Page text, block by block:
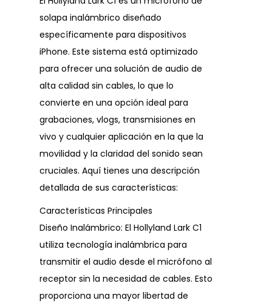
solapa inalámbrico diseñado
específicamente para dispositivos
iPhone. Este sistema está optimizado
para ofrecer una solución de audio de
alta calidad sin cables, lo que lo
convierte en una opción ideal para
grabaciones, vlogs, transmisiones en
vivo y cualquier aplicación en la que la
movilidad y la claridad del sonido sean
cruciales. Aquí tienes una descripción
detallada de sus características:
Características Principales
Diseño Inalámbrico: El Hollyland Lark C1
utiliza tecnología inalámbrica para
transmitir el audio desde el micrófono al
receptor sin la necesidad de cables. Esto
proporciona una mayor libertad de